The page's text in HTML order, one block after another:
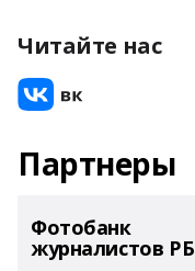
Читайте нас
Партнеры
Фотобанк
журналистов РБ